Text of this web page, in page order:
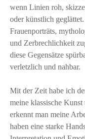
wenn Linien roh,
oder künstlich
Frauenporträts,
und Zerbrechlichkeit
diese Gegensätze
verletzlich und nahbar.
Mit der Zeit habe ich
meine klassische
erkennt man meine
haben eine starke